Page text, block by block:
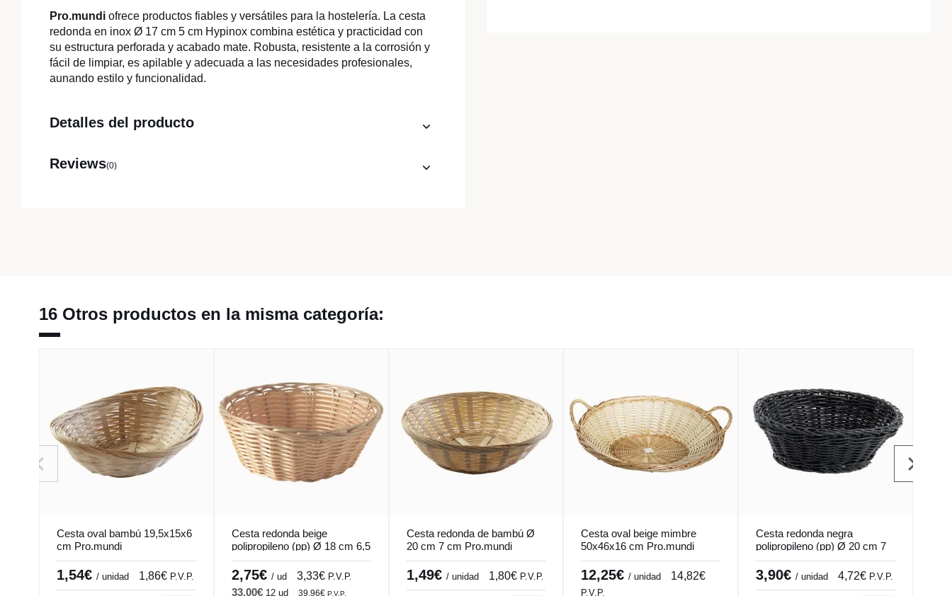
Pro.mundi ofrece productos fiables y versátiles para la hostelería. La cesta
redonda en inox Ø 17 cm 5 cm Hypinox combina estética y practicidad con
su estructura perforada y acabado mate. Robusta, resistente a la corrosión y
fácil de limpiar, es apilable y adecuada a las necesidades profesionales,
aunando estilo y funcionalidad.
Detalles del producto
Reviews(0)
16 Otros productos en la misma categoría:
Cesta oval bambú 19,5x15x6
cm Pro.mundi
1,54€ / unidad 1,86€ P.V.P.
Cesta redonda beige
polipropileno (pp) Ø 18 cm 6,5
cm Pro.mundi
2,75€ / ud 3,33€ P.V.P.
33,00€ 12 ud 39,96€ P.V.P.
Cesta redonda de bambú Ø
20 cm 7 cm Pro.mundi
1,49€ / unidad 1,80€ P.V.P.
Cesta oval beige mimbre
50x46x16 cm Pro.mundi
12,25€/ unidad 14,82€
P.V.P.
Cesta redonda negra
polipropileno (pp) Ø 20 cm 7
cm Twiggy Pro.mundi
3,90€/ unidad 4,72€ P.V.P.